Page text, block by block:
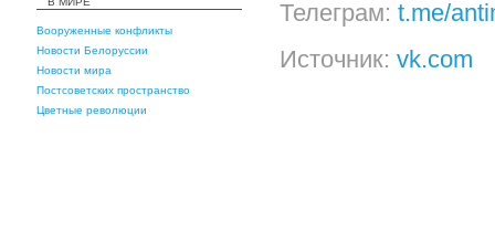
Вооруженные конфликты
Новости Белоруссии
Новости мира
Постсоветских пространство
Цветные революции
Телеграм: t.me/
Источник: vk.com